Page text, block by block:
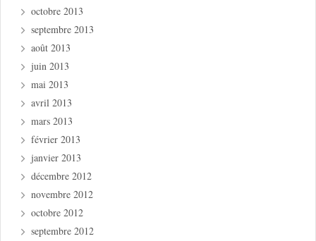
octobre 2013
septembre 2013
août 2013
juin 2013
mai 2013
avril 2013
mars 2013
février 2013
janvier 2013
décembre 2012
novembre 2012
octobre 2012
septembre 2012